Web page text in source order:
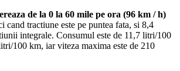
de la 0 la 60 mile pe ora (96 km / h)
cand tractiune este pe puntea fata, si 8,4
integrale. Consumul este de 11,7 litri/100
100 km, iar viteza maxima este de 210